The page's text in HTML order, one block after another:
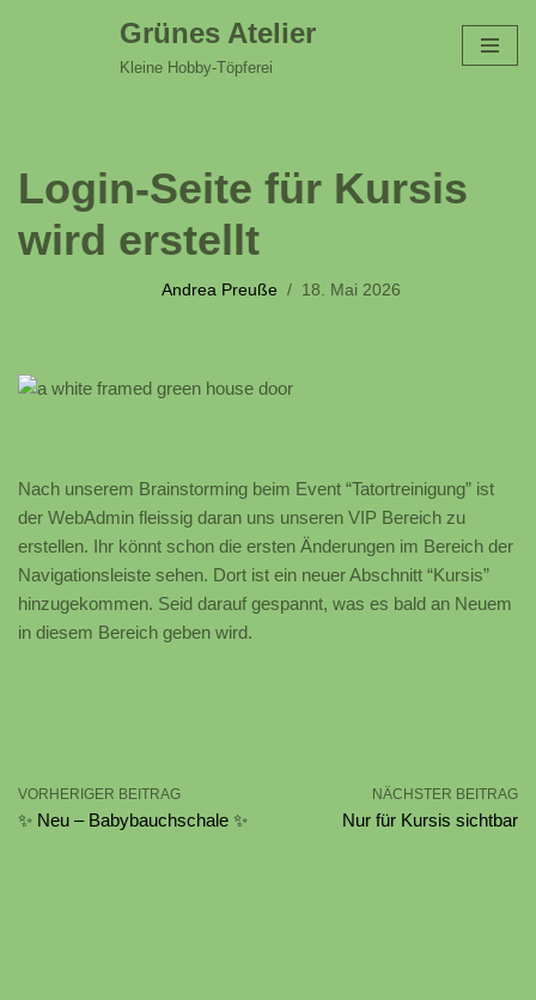
Grünes Atelier
Kleine Hobby-Töpferei
Login-Seite für Kursis
wird erstellt
Andrea Preuße 18. Mai 2026
Nach unserem Brainstorming beim Event “Tatortreinigung” ist
der WebAdmin fleissig daran uns unseren VIP Bereich zu
erstellen. Ihr könnt schon die ersten Änderungen im Bereich der
Navigationsleiste sehen. Dort ist ein neuer Abschnitt “Kursis”
hinzugekommen. Seid darauf gespannt, was es bald an Neuem
in diesem Bereich geben wird.
VORHERIGER BEITRAG
✨ Neu – Babybauchschale ✨
NÄCHSTER BEITRAG
Nur für Kursis sichtbar